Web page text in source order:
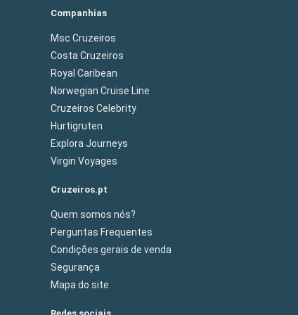
Companhias
Msc Cruzeiros
Costa Cruzeiros
Royal Caribean
Norwegian Cruise Line
Cruzeiros Celebrity
Hurtigruten
Explora Journeys
Virgin Voyages
Cruzeiros.pt
Quem somos nós?
Perguntas Frequentes
Condições gerais de venda
Segurança
Mapa do site